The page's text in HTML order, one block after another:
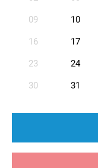
09 10
16 17
23 24
30 31